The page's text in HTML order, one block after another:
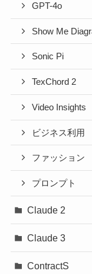
GPT-4o
Show Me
Sonic Pi
TexChord 2
Video Insights
ビジネス利用
ファッション
プロンプト
Claude 2
Claude 3
ContractS